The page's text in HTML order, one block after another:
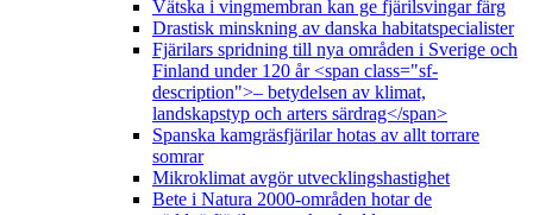
Vätska i vingmembran kan ge fjärilsvingar färg
Drastisk minskning av danska habitatspecialister
Fjärilars spridning till nya områden i Sverige och
Finland under 120 år <span class="sf-
description">– betydelsen av klimat,
landskapstyp och arters särdrag</span>
Spanska kamgräsfjärilar hotas av allt torrare
somrar
Mikroklimat avgör utvecklingshastighet
Bete i Natura 2000-områden hotar de